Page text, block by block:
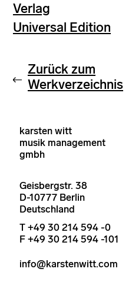
Verlag
Universal Edition
Zurück zum
Werkverzeichnis
karsten witt
musik management
gmbh
Geisbergstr. 38
D-10777 Berlin
Deutschland
T +49 30 214 594 -0
F +49 30 214 594 -101
info@karstenwitt.com